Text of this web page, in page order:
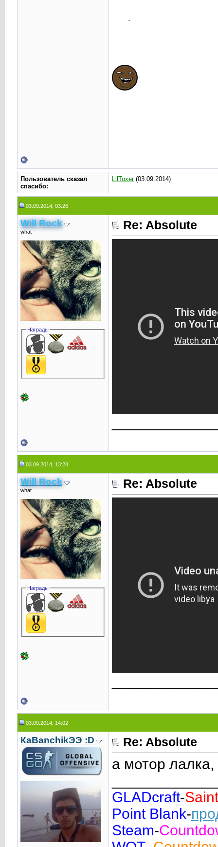
Пользователь сказал
cпасибо:
LilToxer(03.09.2014)
03.09.2014, 03:26
Will Rock
what
Награды
Re: Absolute
03.09.2014, 13:28
Will Rock
what
Награды
Re: Absolute
03.09.2014, 14:02
КаВаnchikЭЭ :D Re: Absolute
а мотор лалка,
GLADcraft-Saint
Point Blank-
Steam-